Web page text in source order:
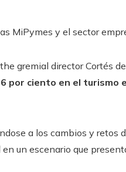
MiPymes y el sector
gremial director Cortés
por ciento en el turismo
a los cambios y retos
un escenario que